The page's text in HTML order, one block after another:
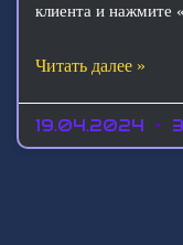
клиента и нажмите
Читать далее »
19.04.2024